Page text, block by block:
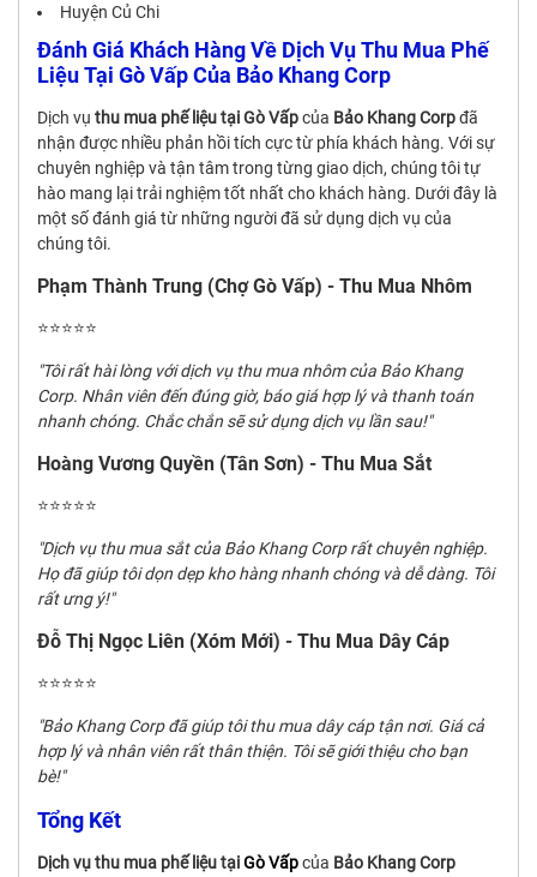
Huyện Củ Chi
Đánh Giá Khách Hàng Về Dịch Vụ Thu Mua Phế
Liệu Tại Gò Vấp Của Bảo Khang Corp
Dịch vụ thu mua phế liệu tại Gò Vấpcủa Bảo Khang Corpđã
nhận được nhiều phản hồi tích cực từ phía khách hàng. Với sự
chuyên nghiệp và tận tâm trong từng giao dịch, chúng tôi tự
hào mang lại trải nghiệm tốt nhất cho khách hàng. Dưới đây là
một số đánh giá từ những người đã sử dụng dịch vụ của
chúng tôi.
Phạm Thành Trung (Chợ Gò Vấp) - Thu Mua Nhôm
⭐⭐⭐⭐⭐
"Tôi rất hài lòng với dịch vụ thu mua nhôm của Bảo Khang
Corp. Nhân viên đến đúng giờ, báo giá hợp lý và thanh toán
nhanh chóng. Chắc chắn sẽ sử dụng dịch vụ lần sau!"
Hoàng Vương Quyền (Tân Sơn) - Thu Mua Sắt
⭐⭐⭐⭐⭐
"Dịch vụ thu mua sắt của Bảo Khang Corp rất chuyên nghiệp.
Họ đã giúp tôi dọn dẹp kho hàng nhanh chóng và dễ dàng. Tôi
rất ưng ý!"
Đỗ Thị Ngọc Liên (Xóm Mới) - Thu Mua Dây Cáp
⭐⭐⭐⭐⭐
"Bảo Khang Corp đã giúp tôi thu mua dây cáp tận nơi. Giá cả
hợp lý và nhân viên rất thân thiện. Tôi sẽ giới thiệu cho bạn
bè!"
Tổng Kết
Dịch vụ thu mua phế liệu tạiGò Vấpcủa Bảo Khang Corp